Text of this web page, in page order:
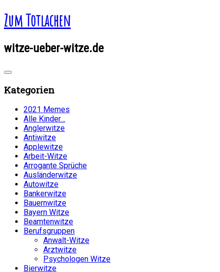
Zum Totlachen
witze-ueber-witze.de
Kategorien
2021 Memes
Alle Kinder…
Anglerwitze
Antiwitze
Applewitze
Arbeit-Witze
Arrogante Sprüche
Ausländerwitze
Autowitze
Bankerwitze
Bauernwitze
Bayern Witze
Beamtenwitze
Berufsgruppen
Anwalt-Witze
Arztwitze
Psychologen Witze
Bierwitze